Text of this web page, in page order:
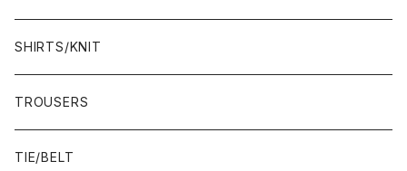
22.0-22.5 cm
22.5-23.0 cm
23.0-23.5 cm
SHIRTS/KNIT
TROUSERS
TIE/BELT